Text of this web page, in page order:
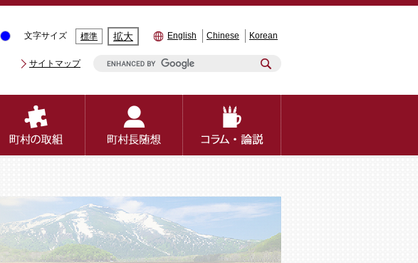
文字サイズ 標準 拡大 English Chinese Korean
サイトマップ